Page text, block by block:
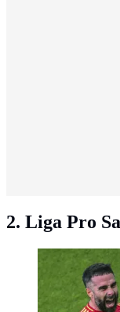
2. Liga Pro